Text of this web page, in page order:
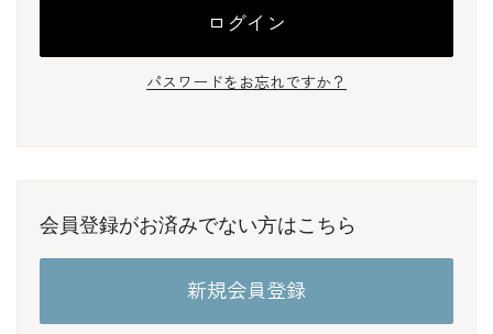
パスワードをお忘れですか？
会員登録がお済みでない方はこちら